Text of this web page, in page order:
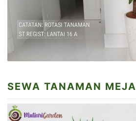
SEWA TANAMAN MEJA